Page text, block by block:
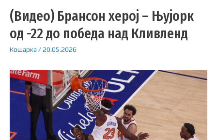
(Видео) Брансон херој – Њујорк
од -22 до победа над Кливленд
Кошарка /20.05.2026